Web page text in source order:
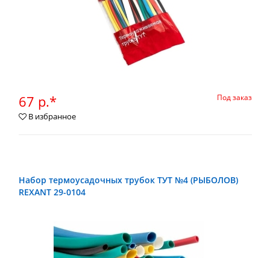
67 р.* Под заказ
В избранное
Набор термоусадочных трубок ТУТ №4 (РЫБОЛОВ)
REXANT 29-0104